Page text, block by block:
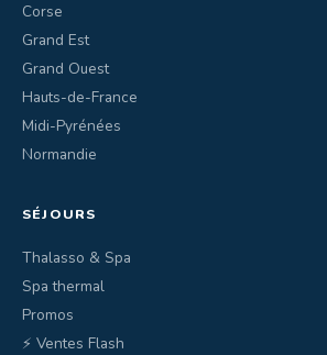
Corse
Grand Est
Grand Ouest
Hauts-de-France
Midi-Pyrénées
Normandie
SÉJOURS
Thalasso & Spa
Spa thermal
Promos
⚡ Ventes Flash